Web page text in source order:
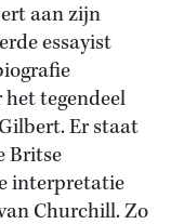
aan zijn
essayist
tegendeel
Er staat
Britse
interpretatie
Churchill. Zo